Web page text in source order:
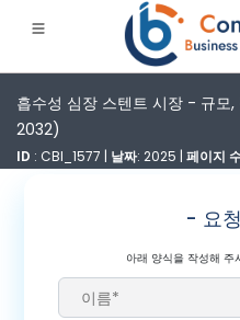
흡수성 심장 스텐트 시장 - 규
2032)
ID : CBI_1577 | 날짜: 2025 | 페이지
- 요청
아래 양식을 작성해 주